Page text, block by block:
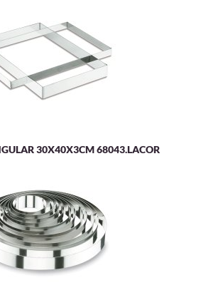
30X40X3CM 68043.LACOR